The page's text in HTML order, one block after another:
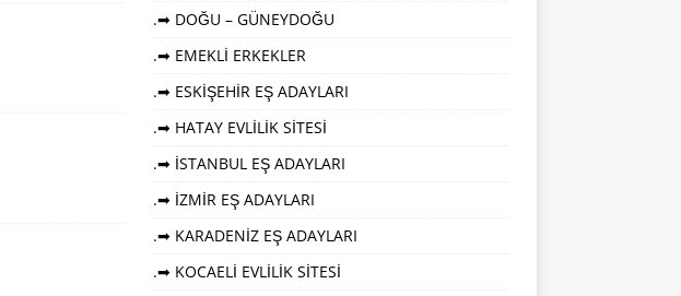
.➡ DOĞU – GÜNEYDOĞU
.➡ EMEKLİ ERKEKLER
.➡ ESKİŞEHİR EŞ ADAYLARI
.➡ HATAY EVLİLİK SİTESİ
.➡ İSTANBUL EŞ ADAYLARI
.➡ İZMİR EŞ ADAYLARI
.➡ KARADENİZ EŞ ADAYLARI
.➡ KOCAELİ EVLİLİK SİTESİ